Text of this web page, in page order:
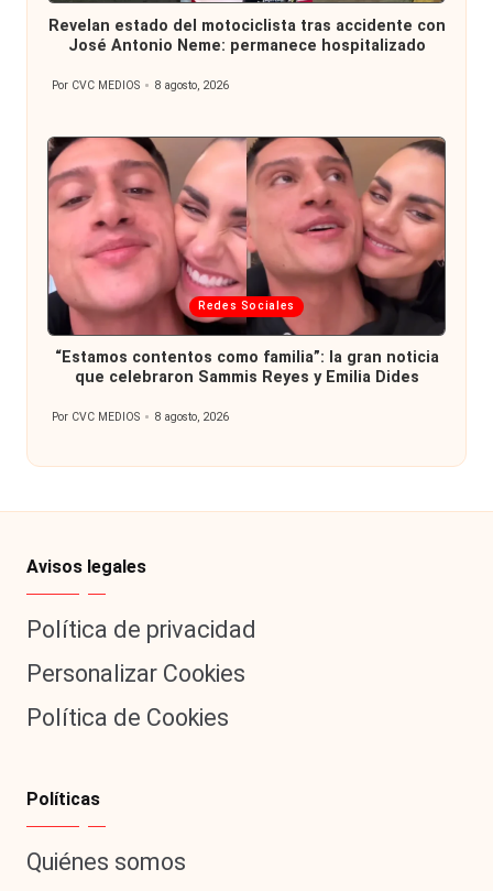
Revelan estado del motociclista tras accidente con
José Antonio Neme: permanece hospitalizado
Publicado
Por CVC MEDIOS 8 agosto, 2026
Publicada
en
Redes Sociales
“Estamos contentos como familia”: la gran noticia
que celebraron Sammis Reyes y Emilia Dides
Publicado
Por CVC MEDIOS 8 agosto, 2026
Avisos legales
Política de privacidad
Personalizar Cookies
Política de Cookies
Políticas
Quiénes somos